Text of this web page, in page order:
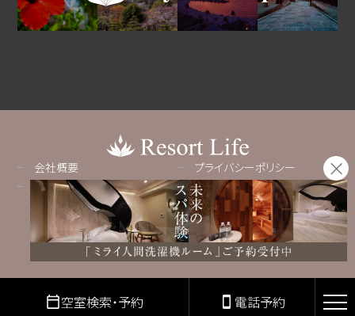
空室検索・予約 電話予約
会社概要
プライバシーポリシー
採用情報
Copyright© Resortlife All rights reserved.